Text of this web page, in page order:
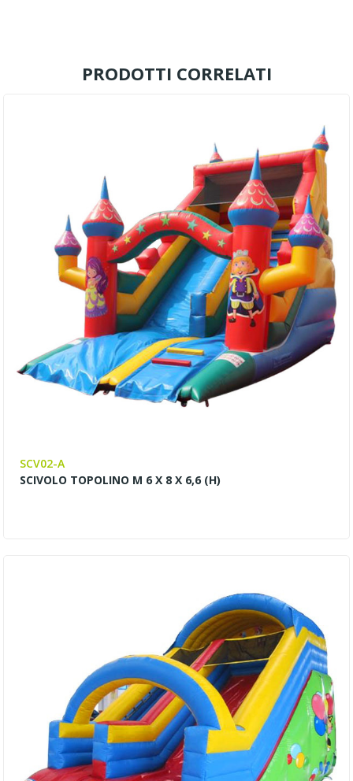
PRODOTTI CORRELATI
SCV02-A
SCIVOLO TOPOLINO M 6 X 8 X 6,6 (H)